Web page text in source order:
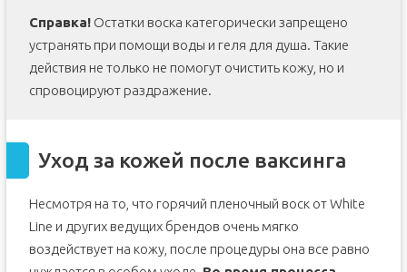
Справка!Остатки воска категорически запрещено
устранять при помощи воды и геля для душа. Такие
действия не только не помогут очистить кожу, но и
спровоцируют раздражение.
Уход за кожей после ваксинга
Несмотря на то, что горячий пленочный воск от White
Line и других ведущих брендов очень мягко
воздействует на кожу, после процедуры она все равно